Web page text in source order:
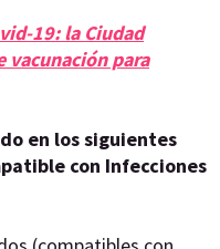
19: la Ciudad
vacunación para
en los siguientes
con Infecciones